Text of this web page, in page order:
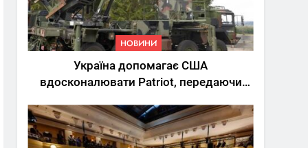
НОВИНИ
Україна допомагає США
вдосконалювати Patriot, передаючи